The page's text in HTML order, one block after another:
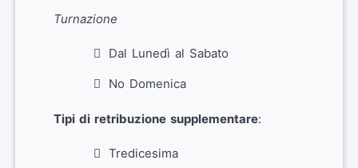
Turnazione
Dal Lunedì al Sabato
No Domenica
Tipi di retribuzione supplementare:
Tredicesima